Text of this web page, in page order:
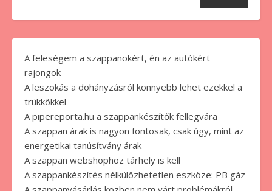
A feleségem a szappanokért, én az autókért
rajongok
A leszokás a dohányzásról könnyebb lehet ezekkel a
trükkökkel
A pipereporta.hu a szappankészítők fellegvára
A szappan árak is nagyon fontosak, csak úgy, mint az
energetikai tanúsítvány árak
A szappan webshophoz tárhely is kell
A szappankészítés nélkülözhetetlen eszköze: PB gáz